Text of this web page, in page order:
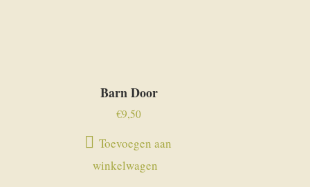
Barn Door
€9,50
Toevoegen aan
winkelwagen